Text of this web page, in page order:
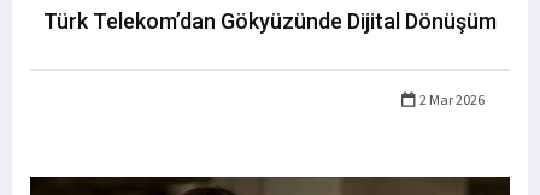
Türk Telekom’dan Gökyüzünde Dijital Dönüşüm
2 Mar 2026